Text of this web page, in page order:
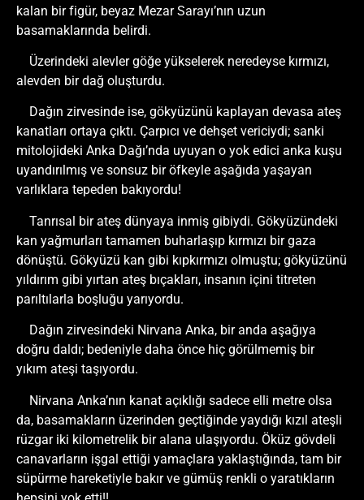
kalan bir figür, beyaz Mezar Sarayı’nın uzun
basamaklarında belirdi.
Üzerindeki alevler göğe yükselerek neredeyse kırmızı,
alevden bir dağ oluşturdu.
Dağın zirvesinde ise, gökyüzünü kaplayan devasa ateş
kanatları ortaya çıktı. Çarpıcı ve dehşet vericiydi; sanki
mitolojideki Anka Dağı’nda uyuyan o yok edici anka kuşu
uyandırılmış ve sonsuz bir öfkeyle aşağıda yaşayan
varlıklara tepeden bakıyordu!
Tanrısal bir ateş dünyaya inmiş gibiydi. Gökyüzündeki
kan yağmurları tamamen buharlaşıp kırmızı bir gaza
dönüştü. Gökyüzü kan gibi kıpkırmızı olmuştu; gökyüzünü
yıldırım gibi yırtan ateş bıçakları, insanın içini titreten
parıltılarla boşluğu yarıyordu.
Dağın zirvesindeki Nirvana Anka, bir anda aşağıya
doğru daldı; bedeniyle daha önce hiç görülmemiş bir
yıkım ateşi taşıyordu.
Nirvana Anka’nın kanat açıklığı sadece elli metre olsa
da, basamakların üzerinden geçtiğinde yaydığı kızıl ateşli
rüzgar iki kilometrelik bir alana ulaşıyordu. Öküz gövdeli
canavarların işgal ettiği yamaçlara yaklaştığında, tam bir
süpürme hareketiyle bakır ve gümüş renkli o yaratıkların